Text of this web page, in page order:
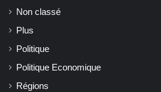
Non classé
Plus
Politique
Politique Economique
Régions